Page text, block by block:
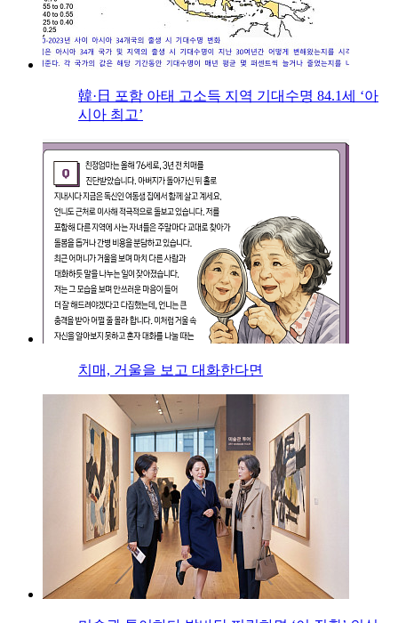
韓·日 포함 아태 고소득 지역 기대수명 84.1세 ‘아
시아 최고’
치매, 거울을 보고 대화한다면